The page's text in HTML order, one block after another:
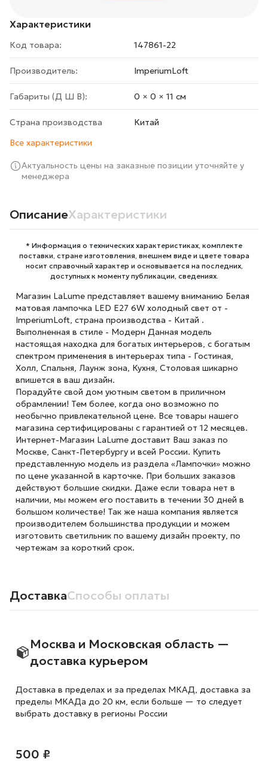
Характеристики
Код товара: 147861-22
Производитель: ImperiumLoft
Габариты (Д Ш В): 0 × 0 × 11 cм
Страна производства
Китай
Все характеристики
Актуальность цены на заказные позиции уточняйте у
менеджера
ОписаниеХарактеристики
* Информация о технических характеристиках, комплекте
поставки, стране изготовления, внешнем виде и цвете товара
носит справочный характер и основывается на последних,
доступных к моменту публикации, сведениях.
Магазин LaLume представляет вашему вниманию Белая
матовая лампочка LED E27 6W холодный свет от -
ImperiumLoft, страна производства - Китай .
Выполненная в стиле - Модерн Данная модель
настоящая находка для богатых интерьеров, с богатым
спектром применения в интерьерах типа - Гостиная,
Холл, Спальня, Лаунж зона, Кухня, Столовая шикарно
впишется в ваш дизайн.
Порадуйте свой дом уютным светом в приличном
обрамлении! Тем более, когда оно возможно по
необычно привлекательной цене. Все товары нашего
магазина сертифицированы с гарантией от 12 месяцев.
Интернет-Магазин LaLume доставит Ваш заказ по
Москве, Санкт-Петербургу и всей России. Купить
представленную модель из раздела «Лампочки» можно
по цене указанной в карточке. При больших заказов
действуют большие скидки. Даже если товара нет в
наличии, мы можем его поставить в течении 30 дней в
большом количестве! Так же наша компания является
производителем большинства продукции и можем
изготовить светильник по вашему дизайн проекту, по
чертежам за короткий срок.
ДоставкаСпособы оплаты
Москва и Московская область —
доставка курьером
Доставка в пределах и за пределах МКАД, доставка за
пределы МКАДа до 20 км, если больше — то следует
выбрать доставку в регионы России
500 ₽